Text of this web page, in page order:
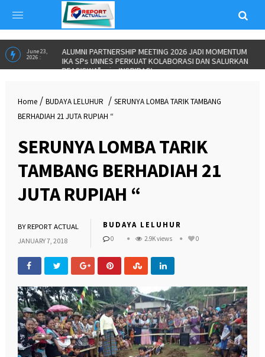
June 23,
2026 :
ALUMNI PARTNERSHIP MEETING 2026 JADI MOMENTUM
IKA SPs UNNES PERKUAT KOLABORASI DAN SALURKAN
BEASISWA”inINSPIRASI
Home / BUDAYA LELUHUR / SERUNYA LOMBA TARIK TAMBANG
BERHADIAH 21 JUTA RUPIAH “
SERUNYA LOMBA TARIK
TAMBANG BERHADIAH 21
JUTA RUPIAH “
BYREPORT ACTUAL
JANUARY 7, 2018
BUDAYA LELUHUR
0 2.9K views 0